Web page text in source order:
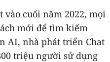
vào cuối năm 2022, mọi
mới để tìm kiếm
AI, nhà phát triển Chat
triệu người sử dụng